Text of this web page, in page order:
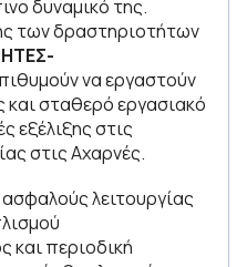
δυναμικό της.
των δραστηριοτήτων
να εργαστούν
σταθερό εργασιακό
εξέλιξης στις
στις Αχαρνές.
λειτουργίας
και περιοδική